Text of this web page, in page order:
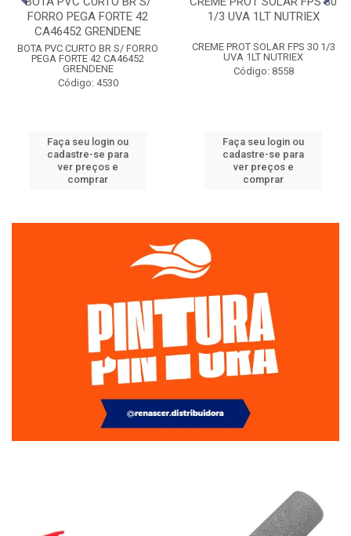
FORRO PEGA FORTE 42
CA46452 GRENDENE
BOTA PVC CURTO BR S/ FORRO
PEGA FORTE 42 CA46452
GRENDENE
Código: 4530
Faça seu login ou
cadastre-se para
ver preços e
comprar
1/3 UVA 1LT NUTRIEX
CREME PROT SOLAR FPS 30 1/3
UVA 1LT NUTRIEX
Código: 8558
Faça seu login ou
cadastre-se para
ver preços e
comprar